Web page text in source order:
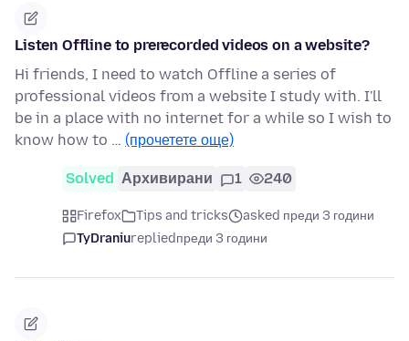
Listen Offline to prerecorded videos on a website?
Hi friends, I need to watch Offline a series of
professional videos from a website I study with. I'll
be in a place with no internet for a while so I wish to
know how to … (прочетете още)
Solved Архивирани 1 240
Firefox Tips and tricks
asked преди 3 години
TyDraniurepliedпреди 3 години